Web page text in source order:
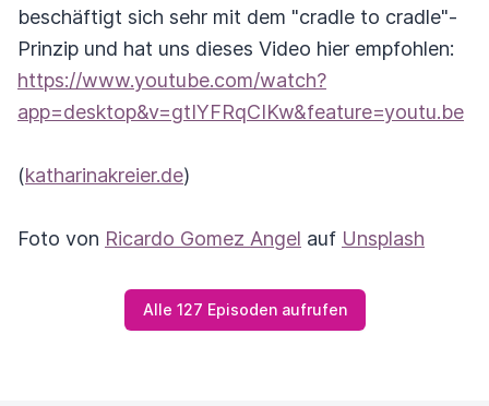
beschäftigt sich sehr mit dem "cradle to cradle"-
Prinzip und hat uns dieses Video hier empfohlen:
https://www.youtube.com/watch?
app=desktop&v=gtIYFRqCIKw&feature=youtu.be
(katharinakreier.de)
Foto von Ricardo Gomez Angel auf Unsplash
Alle 127 Episoden aufrufen